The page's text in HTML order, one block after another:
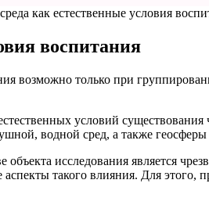
как естественные условия
воспитания
возможно только при
условий
водной сред, а также
исследования является
такого влияния. Для этого,